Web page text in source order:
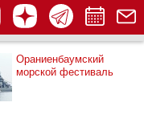
Ораниенбаумский
морской фестиваль